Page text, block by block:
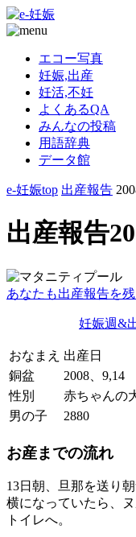
エコー写真
妊娠,出産
妊活,不妊
よくあるQA
みんなの投稿
用語辞典
データ館
e-妊娠top 出産報告
出産報告
あなたも出産報告を
妊娠週&
おなまえ 出産日
銅盆
2008、9,14
性別
赤ちゃんの
男の子
2880
お産までの流れ
13日朝、旦那を送り
横になっていたら、
トイレへ。